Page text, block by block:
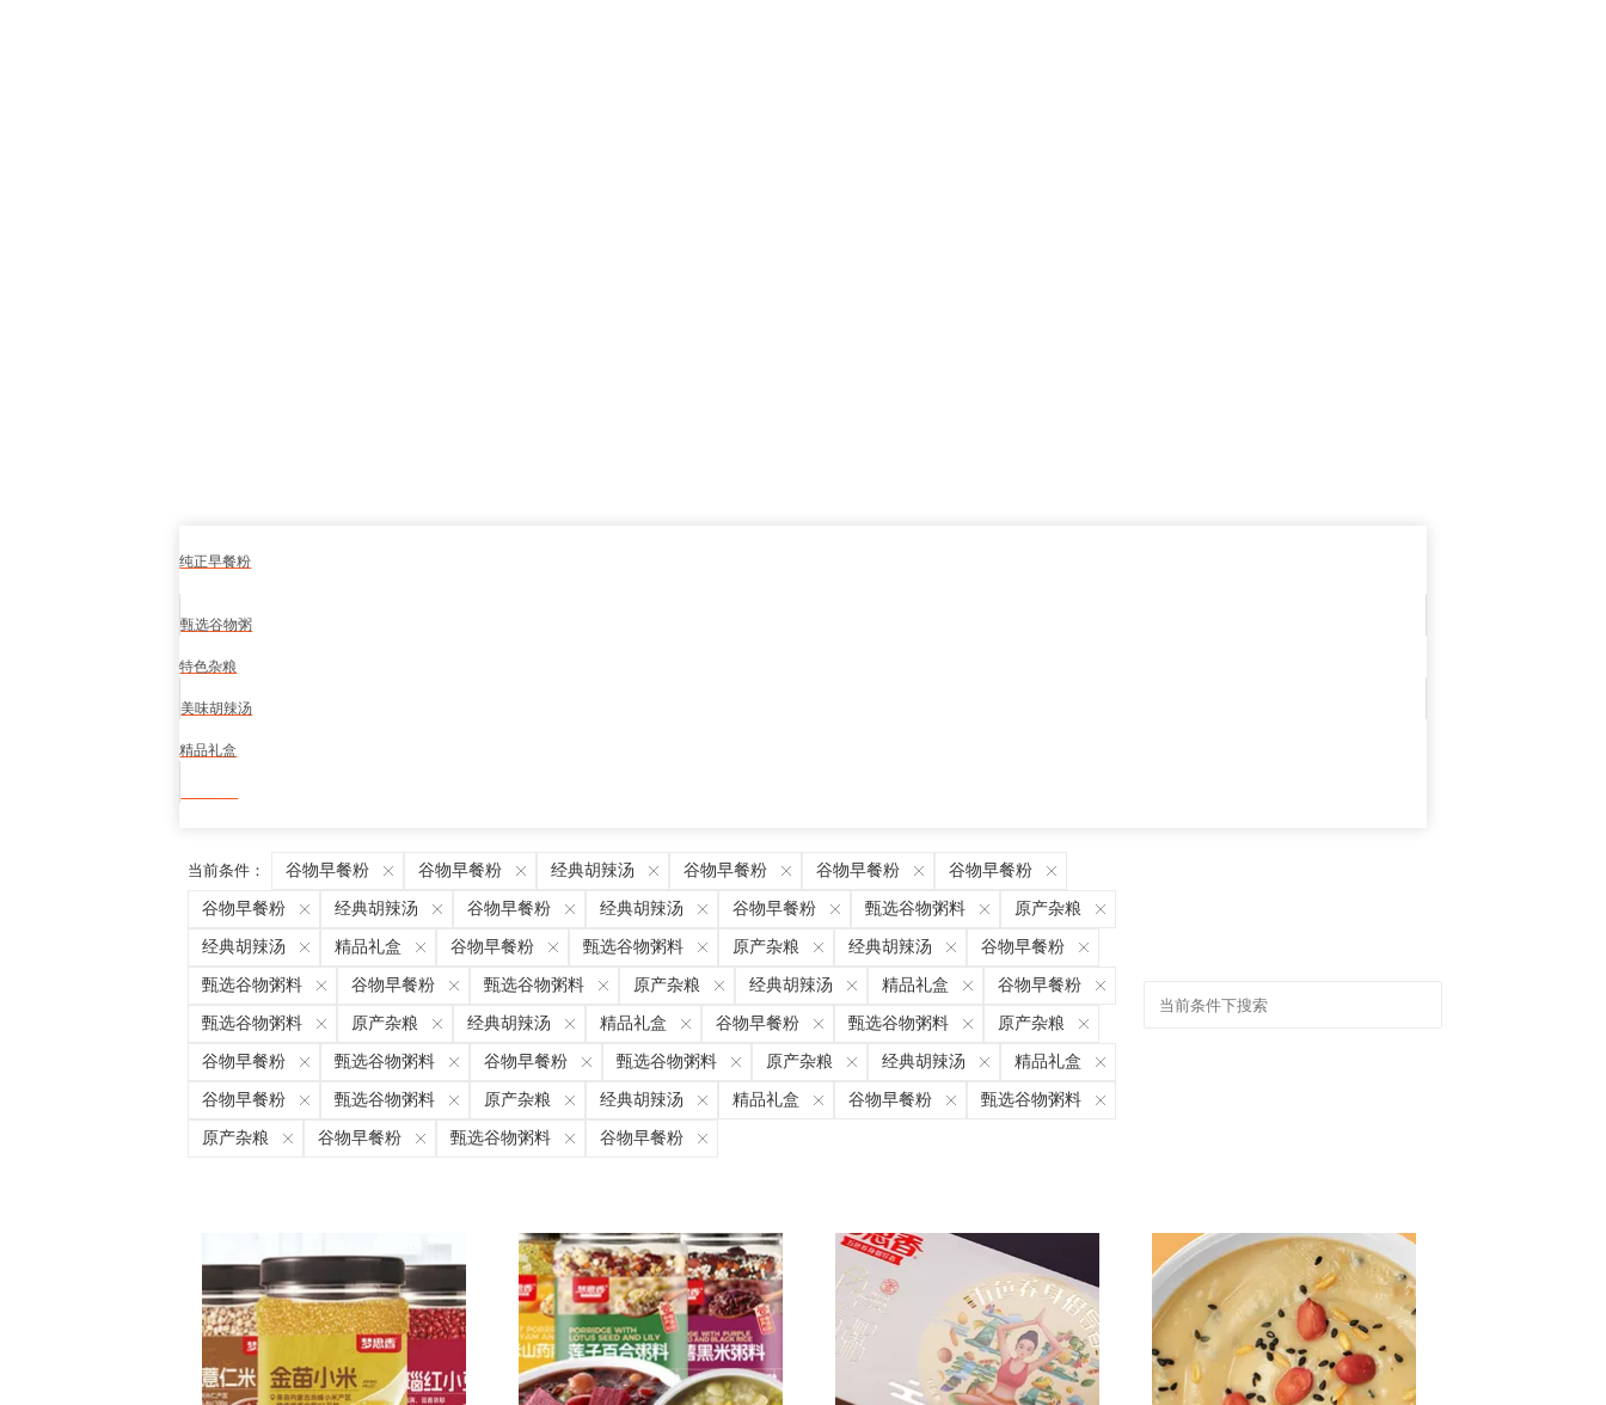
纯正早餐粉
甄选谷物粥
特色杂粮
美味胡辣汤
精品礼盒
当前条件： 谷物早餐粉 谷物早餐粉 经典胡辣汤 谷物早餐粉 谷物早餐粉 谷物早餐粉
谷物早餐粉 经典胡辣汤 谷物早餐粉 经典胡辣汤 谷物早餐粉 甄选谷物粥料 原产杂粮
经典胡辣汤 精品礼盒 谷物早餐粉 甄选谷物粥料 原产杂粮 经典胡辣汤 谷物早餐粉
甄选谷物粥料 谷物早餐粉 甄选谷物粥料 原产杂粮 经典胡辣汤 精品礼盒 谷物早餐粉
甄选谷物粥料 原产杂粮 经典胡辣汤 精品礼盒 谷物早餐粉 甄选谷物粥料 原产杂粮
谷物早餐粉 甄选谷物粥料 谷物早餐粉 甄选谷物粥料 原产杂粮 经典胡辣汤 精品礼盒
谷物早餐粉 甄选谷物粥料 原产杂粮 经典胡辣汤 精品礼盒 谷物早餐粉 甄选谷物粥料
原产杂粮 谷物早餐粉 甄选谷物粥料 谷物早餐粉